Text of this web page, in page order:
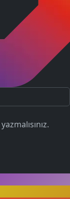
yazmalısınız.